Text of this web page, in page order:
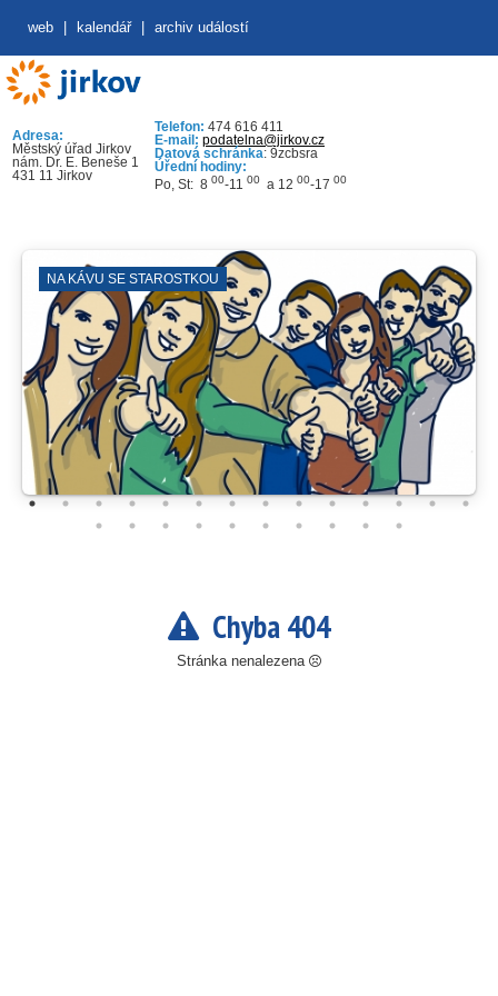
web kalendář archiv událostí
Adresa:
Městský úřad Jirkov
nám. Dr. E. Beneše 1
431 11 Jirkov
Telefon: 474 616 411
E-mail: podatelna@jirkov.cz
Datová schránka: 9zcbsra
Úřední hodiny:
Po, St: 8 00-11 00 a 12 00-17 00
NA KÁVU SE STAROSTKOU
Chyba 404
Stránka nenalezena